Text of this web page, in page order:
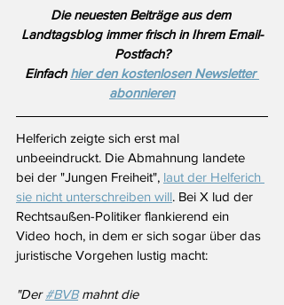
Die neuesten Beiträge aus dem
Landtagsblog immer frisch in Ihrem Email-
Postfach?
Einfach hier den kostenlosen Newsletter
abonnieren
Helferich zeigte sich erst mal
unbeeindruckt. Die Abmahnung landete
bei der "Jungen Freiheit", laut der Helferich
sie nicht unterschreiben will. Bei X lud der
Rechtsaußen-Politiker flankierend ein
Video hoch, in dem er sich sogar über das
juristische Vorgehen lustig macht:
"Der #BVB mahnt die